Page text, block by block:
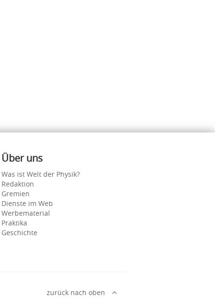
Über uns
Was ist Welt der Physik?
Redaktion
Gremien
Dienste im Web
Werbematerial
Praktika
Geschichte
zurück nach oben